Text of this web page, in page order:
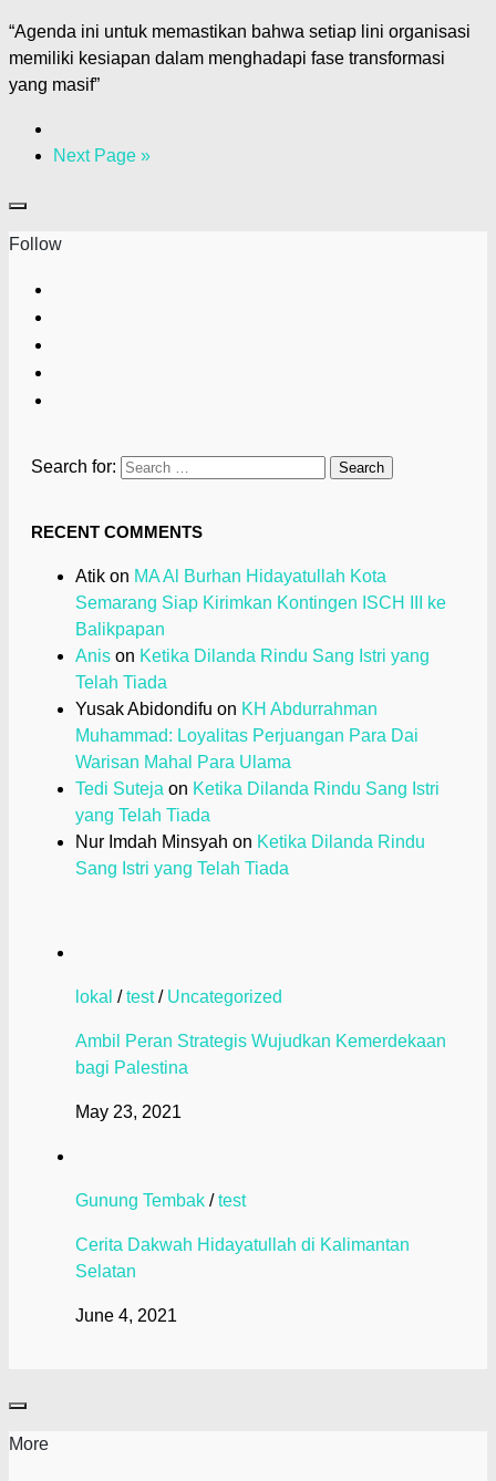
“Agenda ini untuk memastikan bahwa setiap lini organisasi
memiliki kesiapan dalam menghadapi fase transformasi
yang masif”
Next Page »
Follow
Search for:
RECENT COMMENTS
Atik on MA Al Burhan Hidayatullah Kota
Semarang Siap Kirimkan Kontingen ISCH III ke
Balikpapan
Anis on Ketika Dilanda Rindu Sang Istri yang
Telah Tiada
Yusak Abidondifu on KH Abdurrahman
Muhammad: Loyalitas Perjuangan Para Dai
Warisan Mahal Para Ulama
Tedi Suteja on Ketika Dilanda Rindu Sang Istri
yang Telah Tiada
Nur Imdah Minsyah on Ketika Dilanda Rindu
Sang Istri yang Telah Tiada
lokal /test/ Uncategorized
Ambil Peran Strategis Wujudkan Kemerdekaan
bagi Palestina
May 23, 2021
Gunung Tembak /test
Cerita Dakwah Hidayatullah di Kalimantan
Selatan
June 4, 2021
More